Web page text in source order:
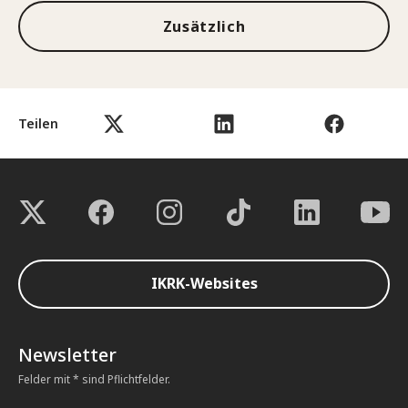
Teilen
Zusätzlich
IKRK-Websites
Newsletter
Felder mit * sind Pflichtfelder.